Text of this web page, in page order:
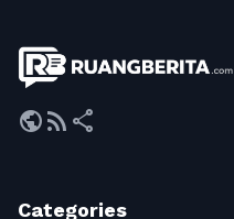
publicrss_feed share
Categories